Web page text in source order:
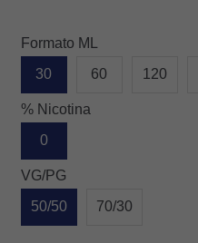
Formato ML
30
60 120
% Nicotina
0
VG/PG
50/50
70/30